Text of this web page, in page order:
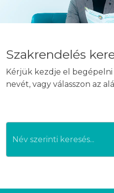
Szakrendelés
Kérjük kezdje el
nevét, vagy válasszon az